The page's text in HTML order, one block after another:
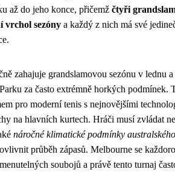
až do jeho konce, přičemž čtyři
vrchol sezóny a každý z nich má své
zahajuje grandslamovou sezónu v lednu a
za často extrémně horkých podmínek.
pro moderní tenis s nejnovějšími
na hlavních kurtech. Hráči musí zvládat
náročné klimatické podmínky
průběh zápasů. Melbourne se
soubojů a právě tento turnaj